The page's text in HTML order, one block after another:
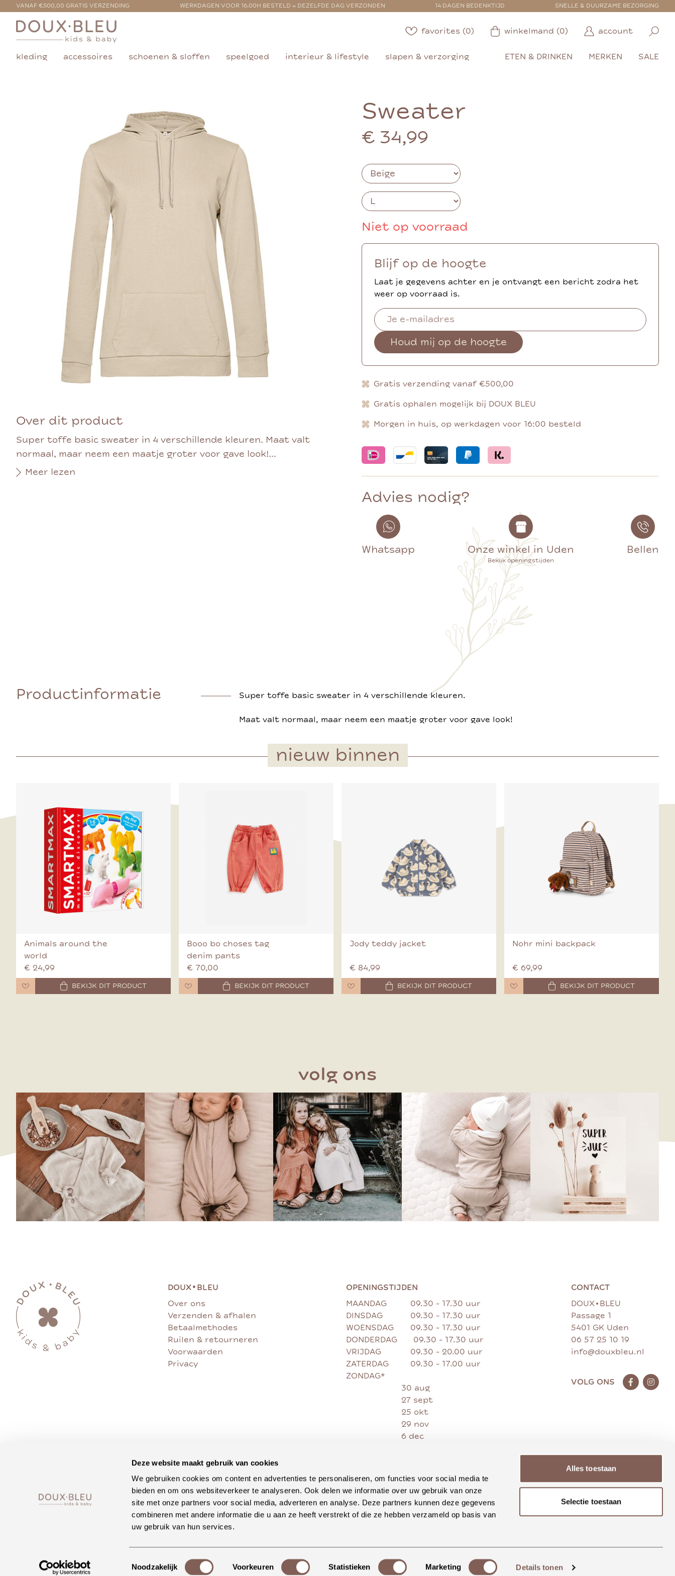
Deze website maakt gebruik van cookies
We gebruiken cookies om content en advertenties te personaliseren, om functies voor social media te
bieden en om ons websiteverkeer te analyseren. Ook delen we informatie over uw gebruik van onze
site met onze partners voor social media, adverteren en analyse. Deze partners kunnen deze gegevens
combineren met andere informatie die u aan ze heeft verstrekt of die ze hebben verzameld op basis van
uw gebruik van hun services.
Toestemmingsselectie
Noodzakelijk Voorkeuren Statistieken Marketing Details tonen
Alles toestaan
Selectie toestaan
VANAF €500,00 GRATIS VERZENDING WERKDAGEN VOOR 16.00H BESTELD = DEZELFDE DAG VERZONDEN 14 DAGEN BEDENKTIJD SNELLE & DUURZAME BEZORGING
favorites (0) winkelmand (0) account
kleding accessoires schoenen & sloffen speelgoed interieur & lifestyle slapen & verzorging ETEN & DRINKEN MERKEN SALE
Over dit product
Super toffe basic sweater in 4 verschillende kleuren. Maat valt
normaal, maar neem een maatje groter voor gave look!...
Meer lezen
Sweater
€ 34,99
Niet op voorraad
Blijf op de hoogte
Laat je gegevens achter en je ontvangt een bericht zodra het
weer op voorraad is.
Houd mij op de hoogte
Gratis verzending vanaf €500,00
Gratis ophalen mogelijk bij DOUX BLEU
Morgen in huis, op werkdagen voor 16:00 besteld
Advies nodig?
Whatsapp Onze winkel in Uden
Bekijk openingstijden
Bellen
Productinformatie Super toffe basic sweater in 4 verschillende kleuren.
Maat valt normaal, maar neem een maatje groter voor gave look!
nieuw binnen
Animals around the
world
€ 24,99
BEKIJK DIT PRODUCT
Booo bo choses tag
denim pants
€ 70,00
BEKIJK DIT PRODUCT
Jody teddy jacket
€ 84,99
BEKIJK DIT PRODUCT
Nohr mini backpack
€ 69,99
BEKIJK DIT PRODUCT
volg ons
DOUX• BLEU
Over ons
Verzenden & afhalen
Betaalmethodes
Ruilen & retourneren
Voorwaarden
Privacy
OPENINGSTIJDEN
MAANDAG
09.30 - 17.30 uur
DINSDAG
09.30 - 17.30 uur
WOENSDAG
09.30 - 17.30 uur
DONDERDAG
09.30 - 17.30 uur
VRIJDAG
09.30 - 20.00 uur
ZATERDAG
09.30 - 17.00 uur
ZONDAG*
30 aug
27 sept
25 okt
29 nov
6 dec
CONTACT
DOUX • BLEU
Passage 1
5401 GK Uden
06 57 25 10 19
info@douxbleu.nl
VOLG ONS
Copyright ©2026 BLEU conceptstore Realisatie Rosegaar.nl